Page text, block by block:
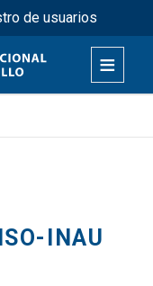
de usuarios
INAU